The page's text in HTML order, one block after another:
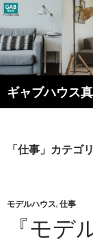
索
ン
キ
「仕事」カテゴ
モデルハウス, 仕事
『モデ